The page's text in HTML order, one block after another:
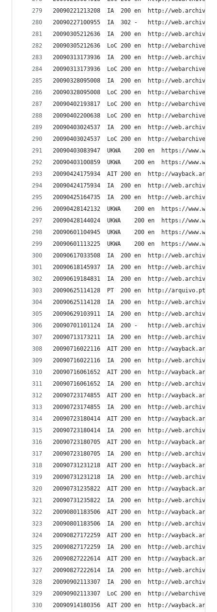
20090221213208	IA	200
20090227100955	IA	302	-
20090305212636	IA	200
20090305212636	LoC	200
20090313173936	IA	200
20090313173936	LoC	200
20090328095008	IA	200
20090328095008	LoC	200
20090402193817	LoC	200
20090402200638	LoC	200
20090403024537	IA	200
20090403024537	LoC	200
20090403083947
20090403100859
20090424175934	AIT	200
20090424175934	IA	200
20090425164735	IA	200
20090428142132
20090428144024
20090601104945
20090601113225
20090617033508	IA	200
20090618145937	IA	200
20090619184831	IA	200
20090625114128	PT	200
20090625114128	IA	200
20090629103911	IA	200
20090701101124	IA	200	-
20090713173211	IA	200
20090716022116	AIT	200
20090716022116	IA	200
20090716061652	AIT	200
20090716061652	IA	200
20090723174855	AIT	200
20090723174855	IA	200
20090723180414	AIT	200
20090723180414	IA	200
20090723180705	AIT	200
20090723180705	IA	200
20090731231218	AIT	200
20090731231218	IA	200
20090731235822	AIT	200
20090731235822	IA	200
20090801183506	AIT	200
20090801183506	IA	200
20090827172259	AIT	200
20090827172259	IA	200
20090827222614	AIT	200
20090827222614	IA	200
20090902113307	IA	200
20090902113307	LoC	200
20090914180356	AIT	200